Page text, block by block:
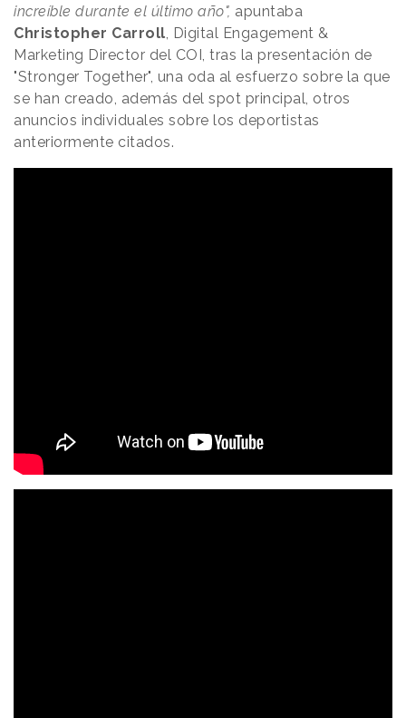
increíble durante el último año", apuntaba
Christopher Carroll, Digital Engagement &
Marketing Director del COI, tras la presentación de
"Stronger Together", una oda al esfuerzo sobre la que
se han creado, además del spot principal, otros
anuncios individuales sobre los deportistas
anteriormente citados.